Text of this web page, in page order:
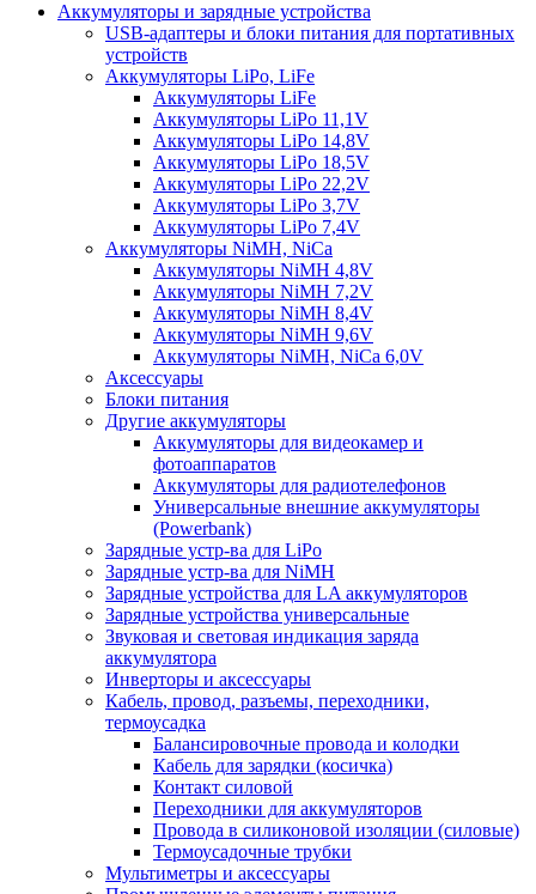
Аккумуляторы и зарядные устройства
USB-адаптеры и блоки питания для портативных
устройств
Аккумуляторы LiPo, LiFe
Аккумуляторы LiFe
Аккумуляторы LiPo 11,1V
Аккумуляторы LiPo 14,8V
Аккумуляторы LiPo 18,5V
Аккумуляторы LiPo 22,2V
Аккумуляторы LiPo 3,7V
Аккумуляторы LiPo 7,4V
Аккумуляторы NiMH, NiCa
Аккумуляторы NiMH 4,8V
Аккумуляторы NiMH 7,2V
Аккумуляторы NiMH 8,4V
Аккумуляторы NiMH 9,6V
Аккумуляторы NiMH, NiCa 6,0V
Аксессуары
Блоки питания
Другие аккумуляторы
Аккумуляторы для видеокамер и
фотоаппаратов
Аккумуляторы для радиотелефонов
Универсальные внешние аккумуляторы
(Powerbank)
Зарядные устр-ва для LiPo
Зарядные устр-ва для NiMH
Зарядные устройства для LA аккумуляторов
Зарядные устройства универсальные
Звуковая и световая индикация заряда
аккумулятора
Инверторы и аксессуары
Кабель, провод, разъемы, переходники,
термоусадка
Балансировочные провода и колодки
Кабель для зарядки (косичка)
Контакт силовой
Переходники для аккумуляторов
Провода в силиконовой изоляции (силовые)
Термоусадочные трубки
Мультиметры и аксессуары